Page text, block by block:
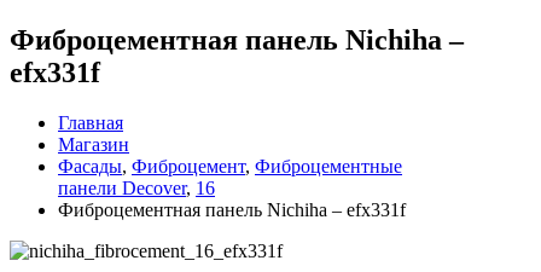
Фиброцементная панель Nichiha –
efx331f
Главная
Магазин
Фасады, Фиброцемент, Фиброцементные
панели Decover, 16
Фиброцементная панель Nichiha – efx331f